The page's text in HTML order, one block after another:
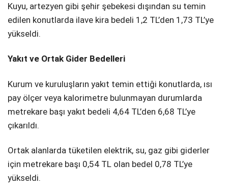
Kuyu, artezyen gibi şehir şebekesi dışından su temin
edilen konutlarda ilave kira bedeli 1,2 TL’den 1,73 TL’ye
yükseldi.
Yakıt ve Ortak Gider Bedelleri
Kurum ve kuruluşların yakıt temin ettiği konutlarda, ısı
pay ölçer veya kalorimetre bulunmayan durumlarda
metrekare başı yakıt bedeli 4,64 TL’den 6,68 TL’ye
çıkarıldı.
Ortak alanlarda tüketilen elektrik, su, gaz gibi giderler
için metrekare başı 0,54 TL olan bedel 0,78 TL’ye
yükseldi.